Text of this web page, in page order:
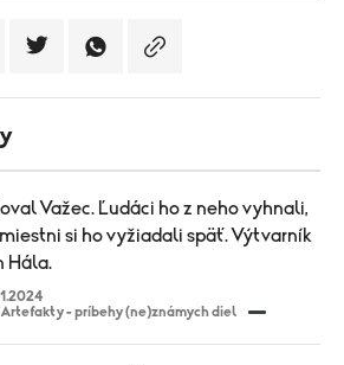
Važec. Ľudáci ho z neho vyhnali,
si ho vyžiadali späť. Výtvarník
Hála.
Artefakty - príbehy (ne)známych diel